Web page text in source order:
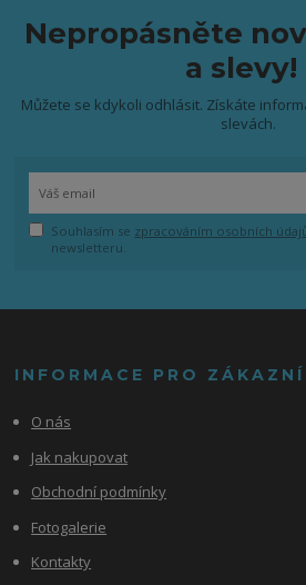
Nepropásněte
a slevy!
Můžete se kdykoli odhlásit. Získáte
slevách.
Souhlasím se zpracováním osobních
newsletteru.
INFORMACE PRO
O nás
Jak nakupovat
Obchodní podmínky
Fotogalerie
Kontakty